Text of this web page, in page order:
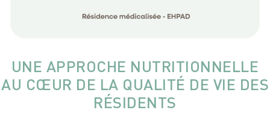
UNE APPROCHE NUTRITIONNELLE
AU CŒUR DE LA QUALITÉ DE VIE DES
RÉSIDENTS